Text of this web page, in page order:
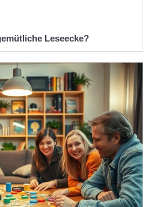
Leseecke?